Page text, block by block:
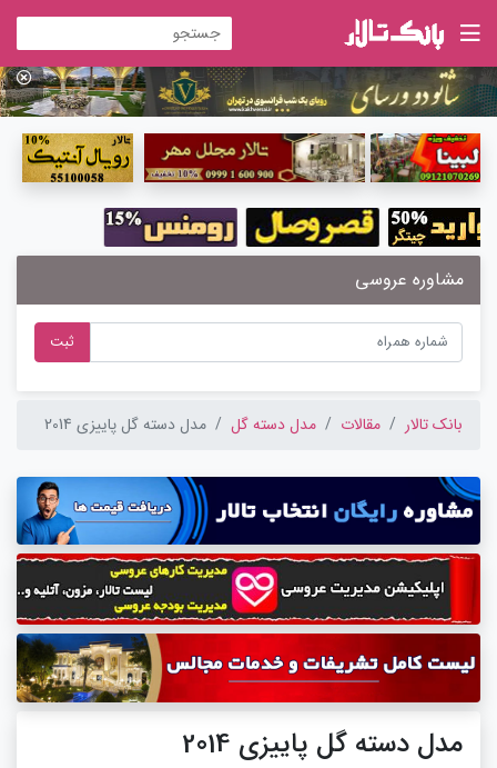
مشاوره عروسی
ثبت
بانک تالار مقالات مدل دسته گل مدل دسته گل پاییزی 2014
مدل دسته گل پاییزی 2014